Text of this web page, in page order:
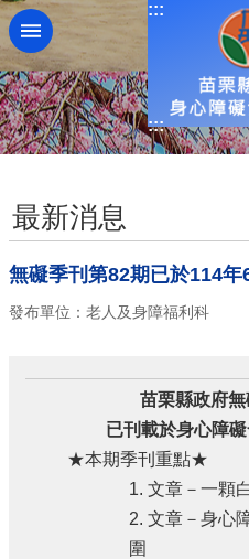
跳到主要內容區塊
:::
:::
最新消息
無礙季刊第82期已於114年
發布單位：老人及身障福利科
苗栗縣政府
已刊載於身心障
★本期季刊重點★
1. 文章－一顆
2. 文章－身心
圍